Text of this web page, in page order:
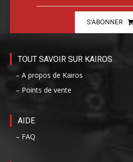
S'ABONNER
TOUT SAVOIR SUR KAIROS
– A propos de Kairos
– Points de vente
AIDE
– FAQ